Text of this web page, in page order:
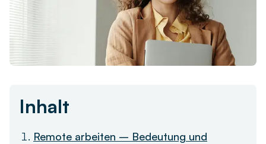
Was unterscheidet die Zeiterfassung von der
Zeitwirtschaft – und wie profitieren Unternehmen?
Inhalt
Remote arbeiten – Bedeutung und